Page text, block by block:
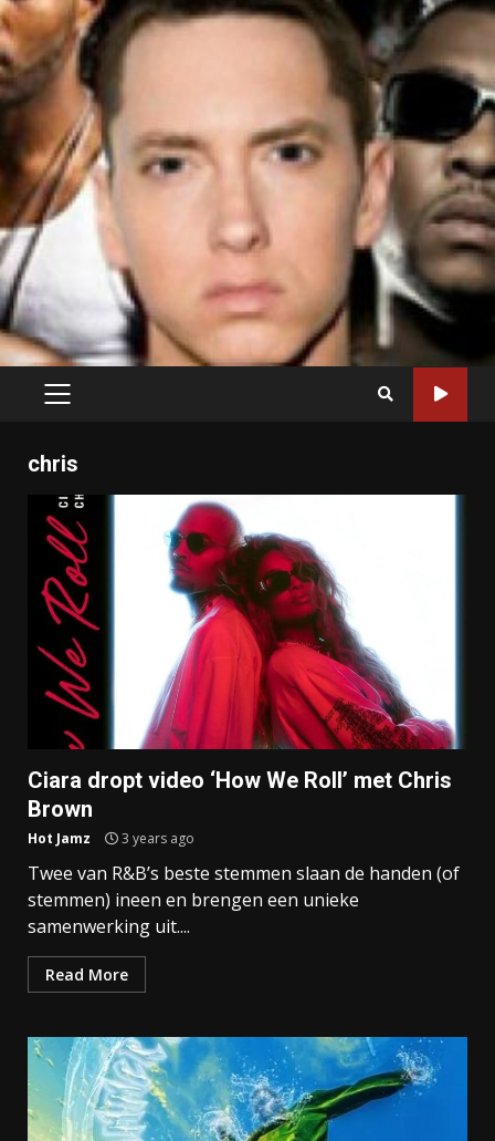
PRIMARY
chris
Ciara dropt video ‘How We Roll’ met Chris
Brown
Hot Jamz 3 years ago
Twee van R&B’s beste stemmen slaan de handen (of
stemmen) ineen en brengen een unieke
samenwerking uit....
Read More